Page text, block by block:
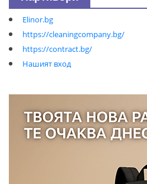
Elinor.bg
https://cleaningcompany.bg/
https://contract.bg/
Нашият вход